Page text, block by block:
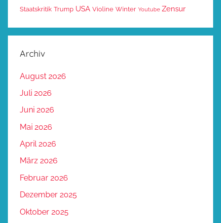
Staatskritik Trump USA Violine Winter Youtube Zensur
Archiv
August 2026
Juli 2026
Juni 2026
Mai 2026
April 2026
März 2026
Februar 2026
Dezember 2025
Oktober 2025